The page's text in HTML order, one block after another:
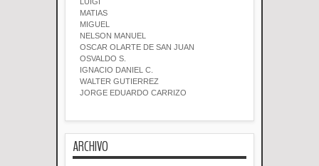
MATIAS
MIGUEL
NELSON MANUEL
OSCAR OLARTE DE SAN JUAN
OSVALDO S.
IGNACIO DANIEL C.
WALTER GUTIERREZ
JORGE EDUARDO CARRIZO
ARCHIVO